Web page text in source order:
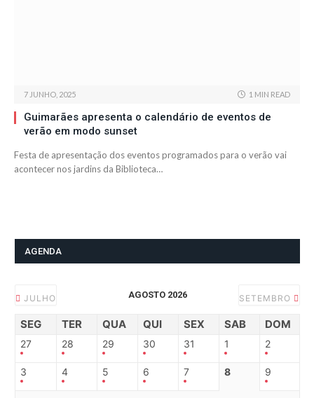
7 JUNHO, 2025 1 MIN READ
Guimarães apresenta o calendário de eventos de
verão em modo sunset
Festa de apresentação dos eventos programados para o verão vai
acontecer nos jardins da Biblioteca…
AGENDA
JULHO AGOSTO 2026 SETEMBRO
SEG TER QUA QUI SEX SAB DOM
27 28 29 30 31 1 2
3 4 5 6 7 8 9